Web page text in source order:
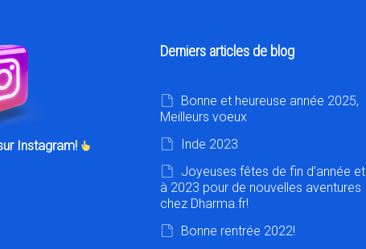
Instagram!
Derniers articles de blog
Bonne et heureuse année 2025,
Meilleurs voeux
Inde 2023
Joyeuses fêtes de fin d’année et
à 2023 pour de nouvelles aventures
chez Dharma.fr!
Bonne rentrée 2022!